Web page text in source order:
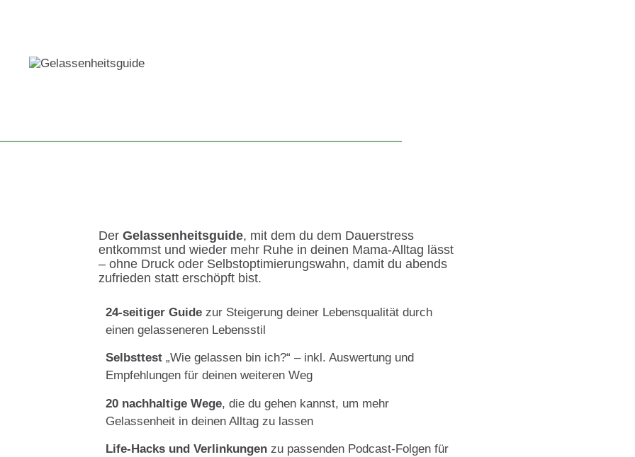
DerGelassenheitsguide, mit dem du dem Dauerstress
entkommst und wieder mehr Ruhe in deinen Mama-Alltag lässt
– ohne Druck oder Selbstoptimierungswahn, damit du abends
zufrieden statt erschöpft bist.
24-seitiger Guide zur Steigerung deiner Lebensqualität durch
einen gelasseneren Lebensstil
Selbsttest „Wie gelassen bin ich?“ – inkl. Auswertung und
Empfehlungen für deinen weiteren Weg
20 nachhaltige Wege, die du gehen kannst, um mehr
Gelassenheit in deinen Alltag zu lassen
Life-Hacks und Verlinkungen zu passenden Podcast-Folgen für